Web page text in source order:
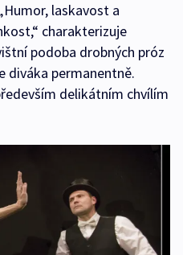
laskavost a
charakterizuje
podoba drobných próz
diváka permanentně.
delikátním chvílím